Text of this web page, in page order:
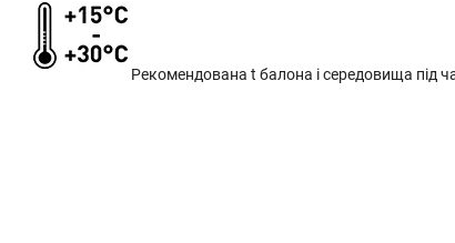
Рекомендована t балона і середовища під